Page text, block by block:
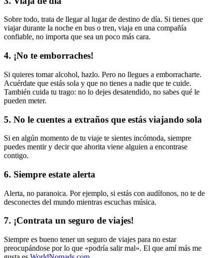
Sobre todo, trata de llegar al lugar de destino de día. Si tienes que
viajar durante la noche en bus o tren, viaja en una compañía
confiable, no importa que sea un poco más cara.
4. ¡No te emborraches!
Si quieres tomar alcohol, hazlo. Pero no llegues a emborracharte.
Acuérdate que estás sola y que no tienes a nadie que te cuide.
También cuida tu trago: no lo dejes desatendido, no sabes qué le
pueden meter.
5. No le cuentes a extraños que estás viajando sola
Si en algún momento de tu viaje te sientes incómoda, siempre
puedes mentir y decir que ahorita viene alguien a encontrase
contigo.
6. Siempre estate alerta
Alerta, no paranoica. Por ejemplo, si estás con audífonos, no te de
desconectes del mundo mientras escuchas música.
7. ¡Contrata un seguro de viajes!
Siempre es bueno tener un seguro de viajes para no estar
preocupándose por lo que «podría salir mal». El que amí más me